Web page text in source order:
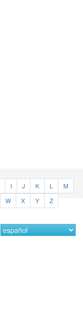
I J K L
M
W X Y Z